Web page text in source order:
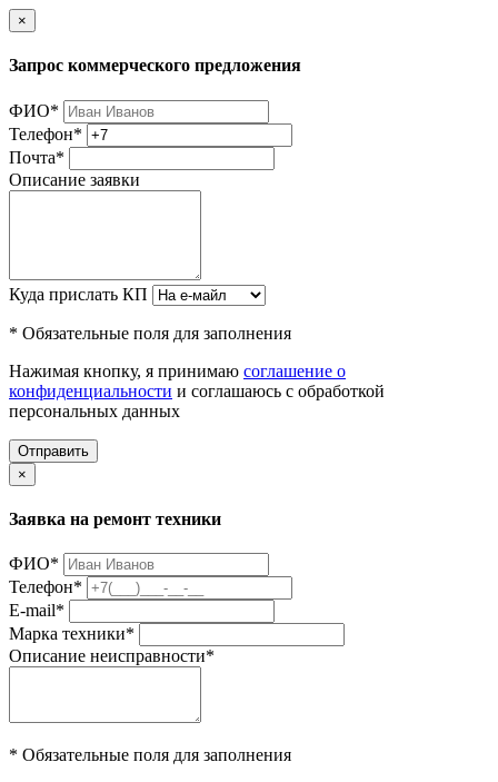
×
Запрос коммерческого предложения
ФИО*
Телефон*
Почта*
Описание заявки
Куда прислать КП
* Обязательные поля для заполнения
Нажимая кнопку, я принимаю соглашение о
конфиденциальности и соглашаюсь с обработкой
персональных данных
Отправить
×
Заявка на ремонт техники
ФИО*
Телефон*
E-mail*
Марка техники*
Описание неисправности*
* Обязательные поля для заполнения